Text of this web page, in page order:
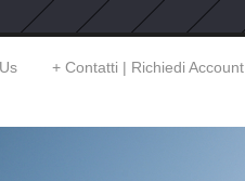
Contatti | Richiedi Account